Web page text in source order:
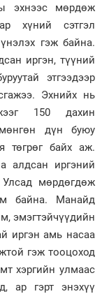
эхнээс мөрдөж
хүний сэтгэл
гэж байна.
иргэн, түүний
этгээдээр
Эхнийх нь
150 дахин
дүн буюу
төгрөг байх аж.
алдсан иргэний
мөрдөгдөж
байна. Манайд
эмэгтэйчүүдийн
иргэн амь насаа
гэж тооцоход
хэргийн улмаас
ар гэрт энэхүү